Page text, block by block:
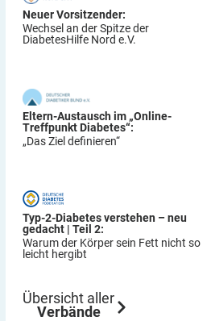
Neuer Vorsitzender:
Wechsel an der Spitze der
DiabetesHilfe Nord e.V.
Eltern-Austausch im „Online-
Treffpunkt Diabetes“:
„Das Ziel definieren“
Typ-2-Diabetes verstehen – neu
gedacht | Teil 2:
Warum der Körper sein Fett nicht so
leicht hergibt
Übersicht aller
Verbände